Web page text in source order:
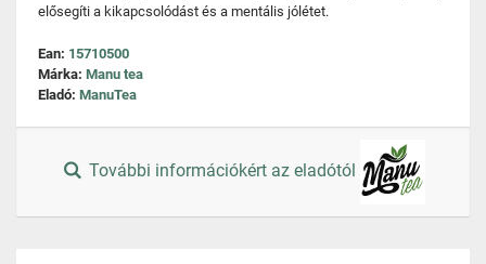
elősegíti a kikapcsolódást és a mentális jólétet.
Ean: 15710500
Márka: Manu tea
Eladó: ManuTea
További információkért az eladótól